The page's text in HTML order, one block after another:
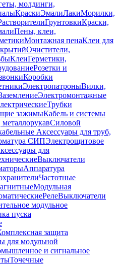
молдинги,
КраскиЭмалиЛакиМорилки,
ГрунтовкиКраски,
Пены, клеи,
Монтажная пенаКлеи для
Очистители,
КлеиГерметики,
Розетки и
Коробки
ЭлектропатроныВилки,
Электромонтажные
Трубки
зажимыКабель и системы
Силовой
Аксессуары для труб,
СИПЭлектрощитовое
для
Выключатели
Аппаратура
Частотные
Модульная
РелеВыключатели
модульное
пуска
защита
для модульной
и сигнальное
Точечные